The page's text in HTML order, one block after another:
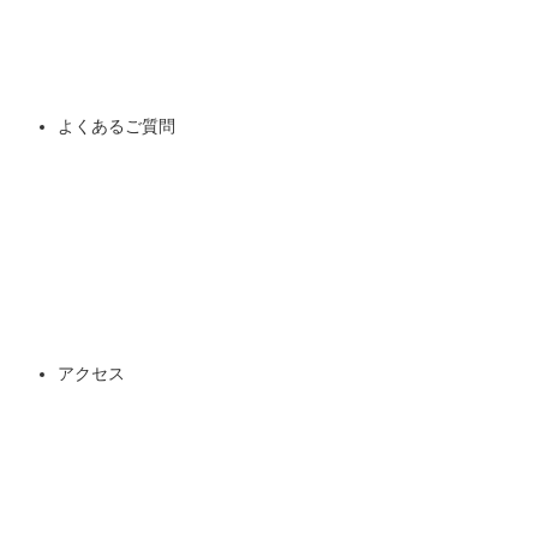
よくあるご質問
アクセス